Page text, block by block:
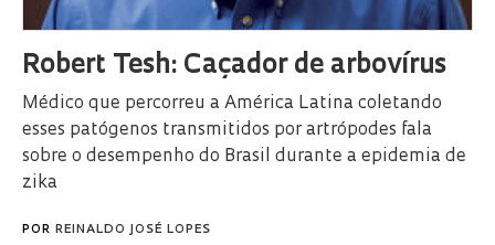
Robert Tesh: Caçador de arbovírus
Médico que percorreu a América Latina coletando
esses patógenos transmitidos por artrópodes fala
sobre o desempenho do Brasil durante a epidemia de
zika
POR REINALDO JOSÉ LOPES